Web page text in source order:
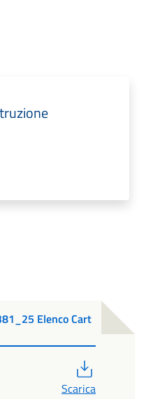
Elenco Cart
Scarica